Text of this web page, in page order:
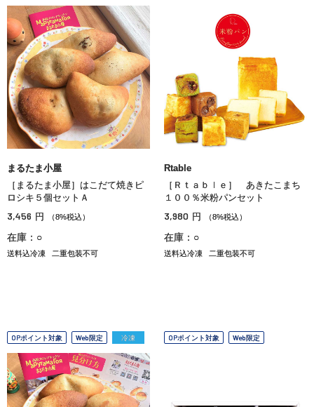
まるたま小屋
［まるたま小屋］はこだて焼きピ
ロシキ５個セットＡ
3,456 円 （8%税込）
在庫：○
送料込冷凍 二重包装不可
Rtable
［Ｒｔａｂｌｅ］ あきたこまち
１００％米粉パンセット
3,980 円 （8%税込）
在庫：○
送料込冷凍 二重包装不可
OPポイント対象 Web限定 冷凍 OPポイント対象 Web限定